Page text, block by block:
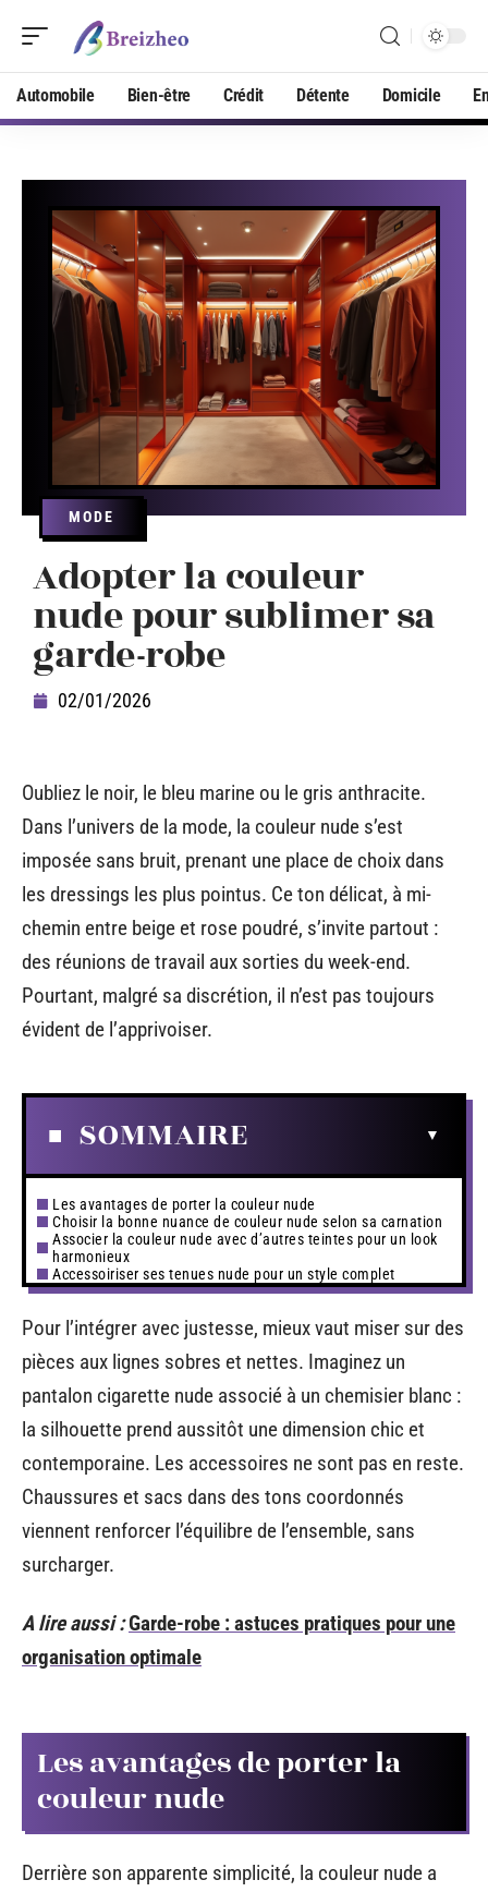
Automobile Bien-être Crédit Détente Domicile
MODE
Adopter la couleur
nude pour sublimer sa
garde-robe
02/01/2026
Oubliez le noir, le bleu marine ou le gris anthracite.
Dans l’univers de la mode, la couleur nude s’est
imposée sans bruit, prenant une place de choix dans
les dressings les plus pointus. Ce ton délicat, à mi-
chemin entre beige et rose poudré, s’invite partout :
des réunions de travail aux sorties du week-end.
Pourtant, malgré sa discrétion, il n’est pas toujours
évident de l’apprivoiser.
SOMMAIRE
Les avantages de porter la couleur nude
Choisir la bonne nuance de couleur nude selon sa carnation
Associer la couleur nude avec d’autres teintes pour un look
harmonieux
Accessoiriser ses tenues nude pour un style complet
Pour l’intégrer avec justesse, mieux vaut miser sur des
pièces aux lignes sobres et nettes. Imaginez un
pantalon cigarette nude associé à un chemisier blanc :
la silhouette prend aussitôt une dimension chic et
contemporaine. Les accessoires ne sont pas en reste.
Chaussures et sacs dans des tons coordonnés
viennent renforcer l’équilibre de l’ensemble, sans
surcharger.
A lire aussi :Garde-robe : astuces pratiques pour une
organisation optimale
Les avantages de porter la
couleur nude
Derrière son apparente simplicité, la couleur nude a